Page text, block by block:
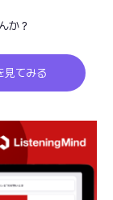
か？
見てみる